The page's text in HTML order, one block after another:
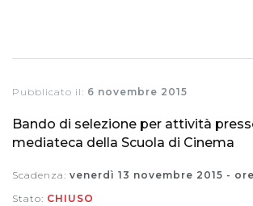
Pubblicato il: 6 novembre 2015
Bando di selezione per attività
mediateca della Scuola di Cinema
Scadenza: venerdì 13 novembre 2015 -
Stato: CHIUSO